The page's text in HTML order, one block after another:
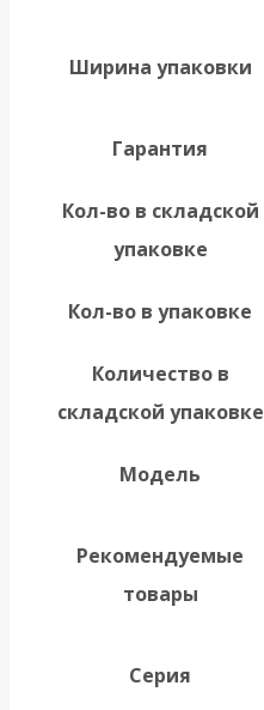
Ширина упаковки
Гарантия
Кол-во в складской
упаковке
Кол-во в упаковке
Количество в
складской упаковке
Модель
Рекомендуемые
товары
Серия